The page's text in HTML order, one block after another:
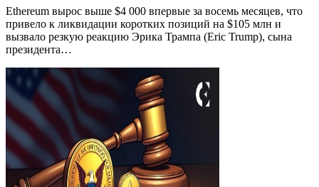
Ethereum вырос выше $4 000 впервые за восемь месяцев, что
привело к ликвидации коротких позиций на $105 млн и
вызвало резкую реакцию Эрика Трампа (Eric Trump), сына
президента…